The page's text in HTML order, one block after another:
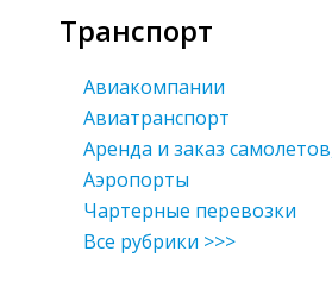
Транспорт
Авиакомпании
Авиатранспорт
Аренда и заказ
Аэропорты
Чартерные перевозки
Все рубрики >>>